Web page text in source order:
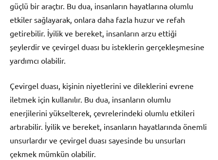
güçlü bir araçtır. Bu dua, insanların hayatlarına olumlu
etkiler sağlayarak, onlara daha fazla huzur ve refah
getirebilir. İyilik ve bereket, insanların arzu ettiği
şeylerdir ve çevirgel duası bu isteklerin gerçekleşmesine
yardımcı olabilir.
Çevirgel duası, kişinin niyetlerini ve dileklerini evrene
iletmek için kullanılır. Bu dua, insanların olumlu
enerjilerini yükselterek, çevrelerindeki olumlu etkileri
artırabilir. İyilik ve bereket, insanların hayatlarında önemli
unsurlardır ve çevirgel duası sayesinde bu unsurları
çekmek mümkün olabilir.